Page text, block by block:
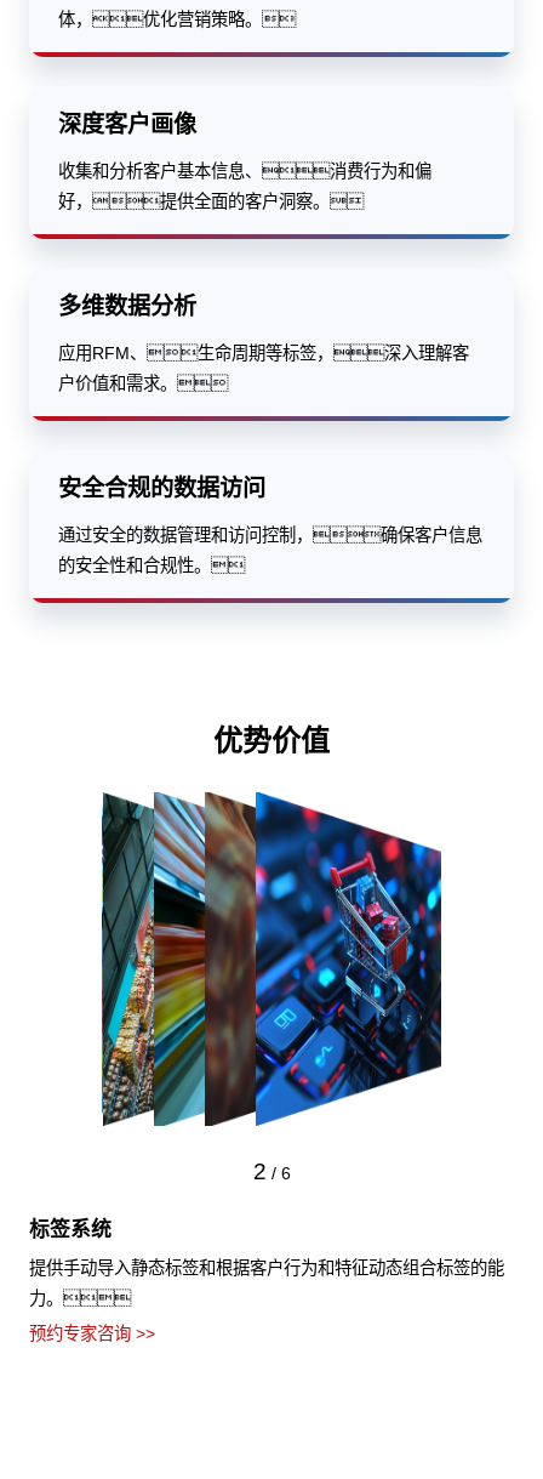
体，优化营销策略。
深度客户画像
收集和分析客户基本信息、消费行为和偏
好，提供全面的客户洞察。
多维数据分析
应用RFM、生命周期等标签，深入理解客
户价值和需求。
安全合规的数据访问
通过安全的数据管理和访问控制，确保客户信息
的安全性和合规性。
优势价值
2 / 6
标签系统
提供手动导入静态标签和根据客户行为和特征动态组合标签的能
力。
预约专家咨询 >>